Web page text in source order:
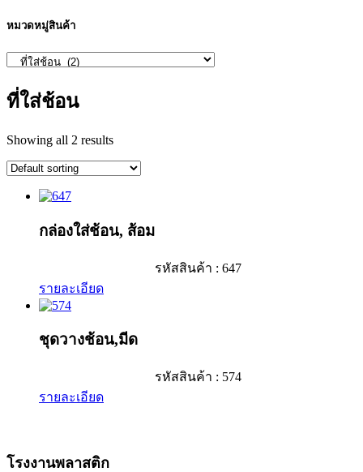
หมวดหมู่สินค้า
ที่ใส่ช้อน
Showing all 2 results
กล่องใส่ช้อน, ส้อม
รหัสสินค้า : 647
รายละเอียด
ชุดวางช้อน,มีด
รหัสสินค้า : 574
รายละเอียด
โรงงานพลาสติก